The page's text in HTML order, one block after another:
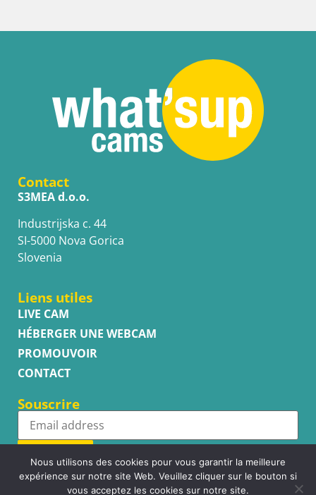
Contact
S3MEA d.o.o.
Industrijska c. 44
SI-5000 Nova Gorica
Slovenia
Liens utiles
LIVE CAM
HÉBERGER UNE WEBCAM
PROMOUVOIR
CONTACT
Souscrire
Subscribe
Nous utilisons des cookies pour vous garantir la meilleure
expérience sur notre site Web. Veuillez cliquer sur le bouton si
vous acceptez les cookies sur notre site.